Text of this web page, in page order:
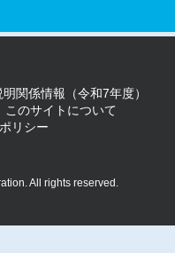
関係情報（令和7年度）
このサイトについて
リシー
All rights reserved.